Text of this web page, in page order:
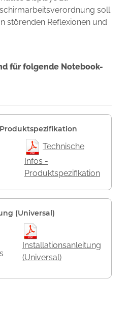
soll
störenden Reflexionen und
für folgende Notebook-
Technische
Infos -
Produktspezifikation
(Universal)
Installationsanleitung
(Universal)